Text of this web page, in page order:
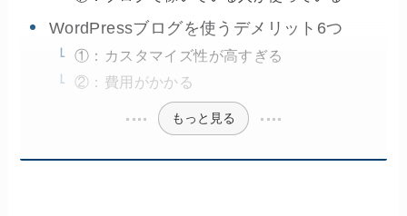
WordPressブログを使うデメリット6つ
①：カスタマイズ性が高すぎる
②：費用がかかる
もっと見る